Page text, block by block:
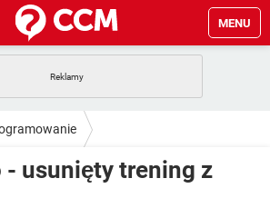
MENU
WHATSAPP
NETFLIX
TIKTOK
WHATSAPP
- usunięty trening z